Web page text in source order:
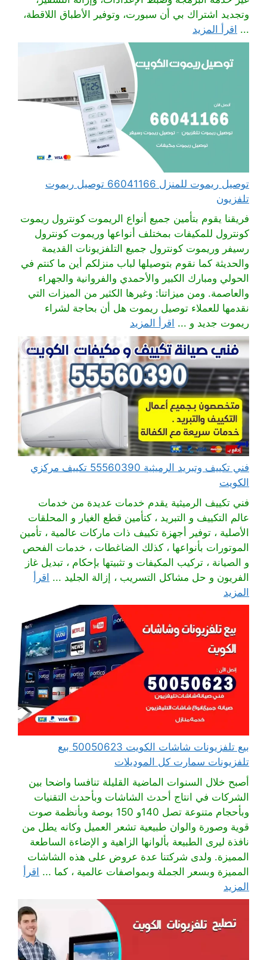
وتجديد اشتراك بي أن سبورت، وتوفير الأطباق اللاقطة،
... اقرأ المزيد
توصيل ريموت للمنزل 66041166 توصيل ريموت
تلفزيون
فريقنا يقوم بتأمين جميع أنواع الريموت كونترول ريموت
كونترول للمكيفات بمختلف أنواعها وريموت كونترول
رسيفر وريموت كونترول جميع التلفزيونات القديمة
والحديثة كما نقوم بتوصيلها لباب منزلكم أين ما كنتم في
الحولي ومبارك الكبير والأحمدي والفروانية والجهراء
والعاصمة. ومن ميزاتنا: وغيرها الكثير من الميزات التي
نقدمها للعملاء توصيل ريموت هل أن بحاجة لشراء
ريموت جديد و ... اقرأ المزيد
فني تكييف وتبريد الرميثية 55560390 تكييف مركزي
الكويت
فني تكييف الرميثية يقدم خدمات عديدة من خدمات
عالم التكييف و التبريد ، كتأمين قطع الغيار و المحلقات
الأصلية ، توفير أجهزة تكييف ذات ماركات عالمية ، تأمين
الموتورات بأنواعها ، كذلك الضاغطات ، خدمات الفحص
و الصيانة ، تركيب المكيفات و تثبيتها بإحكام ، تبديل غاز
الفريون و حل مشاكل التسريب ، إزالة الجليد ... اقرأ
المزيد
بيع تلفزيونات شاشات الكويت 50050623 بيع
تلفزيونات سمارت كل الموديلات
أصبح خلال السنوات الماضية القليلة تنافسا واضحا بين
الشركات في انتاج أحدث الشاشات وبأحدث التقنيات
وبأحجام متنوعة تصل 140و 150 بوصة وبأنظمة صوت
قوية وصورة والوان طبيعية تشعر العميل وكانه يطل من
نافذة ليرى الطبيعة بألوانها الزاهية و الإضاءة الساطعة
المميزة. ولدى شركتنا عدة عروض على هذه الشاشات
المميزة وبسعر الجملة وبمواصفات عالمية ، كما ... اقرأ
المزيد